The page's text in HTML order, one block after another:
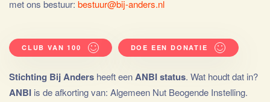
met ons bestuur: bestuur@bij-anders.nl
CLUB VAN 100 DOE EEN DONATIE
Stichting Bij Anders heeft eenANBI status. Wat houdt dat in?
ANBI is de afkorting van: Algemeen Nut Beogende Instelling.